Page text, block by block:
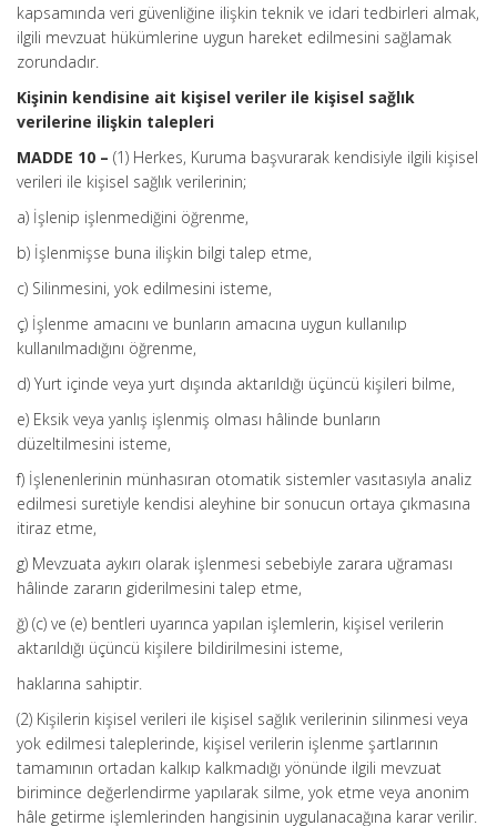
kapsamında veri güvenliğine ilişkin teknik ve idari tedbirleri almak,
ilgili mevzuat hükümlerine uygun hareket edilmesini sağlamak
zorundadır.
Kişinin kendisine ait kişisel veriler ile kişisel sağlık
verilerine ilişkin talepleri
MADDE 10 – (1) Herkes, Kuruma başvurarak kendisiyle ilgili kişisel
verileri ile kişisel sağlık verilerinin;
a) İşlenip işlenmediğini öğrenme,
b) İşlenmişse buna ilişkin bilgi talep etme,
c) Silinmesini, yok edilmesini isteme,
ç) İşlenme amacını ve bunların amacına uygun kullanılıp
kullanılmadığını öğrenme,
d) Yurt içinde veya yurt dışında aktarıldığı üçüncü kişileri bilme,
e) Eksik veya yanlış işlenmiş olması hâlinde bunların
düzeltilmesini isteme,
f) İşlenenlerinin münhasıran otomatik sistemler vasıtasıyla analiz
edilmesi suretiyle kendisi aleyhine bir sonucun ortaya çıkmasına
itiraz etme,
g) Mevzuata aykırı olarak işlenmesi sebebiyle zarara uğraması
hâlinde zararın giderilmesini talep etme,
ğ) (c) ve (e) bentleri uyarınca yapılan işlemlerin, kişisel verilerin
aktarıldığı üçüncü kişilere bildirilmesini isteme,
haklarına sahiptir.
(2) Kişilerin kişisel verileri ile kişisel sağlık verilerinin silinmesi veya
yok edilmesi taleplerinde, kişisel verilerin işlenme şartlarının
tamamının ortadan kalkıp kalkmadığı yönünde ilgili mevzuat
birimince değerlendirme yapılarak silme, yok etme veya anonim
hâle getirme işlemlerinden hangisinin uygulanacağına karar verilir.